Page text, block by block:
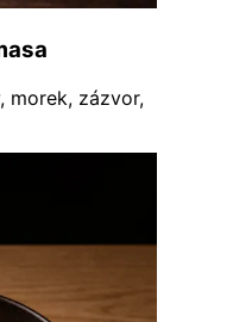
morek, zázvor,